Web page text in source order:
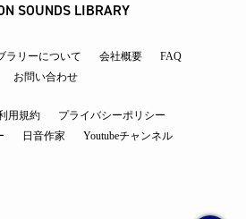
SOUNDS LIBRARY
ラリーについて 会社概要
FAQ
お問い合わせ
用規約
プライバシーポリシー
日音作家 Youtubeチャンネル